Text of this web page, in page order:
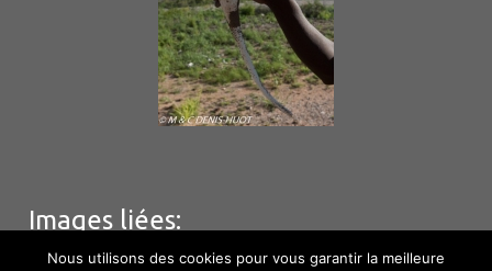
Images liées:
Nous utilisons des cookies pour vous garantir la meilleure